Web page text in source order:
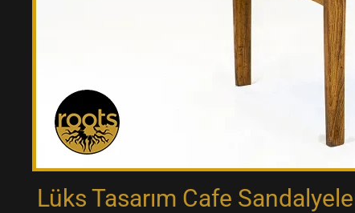
Lüks Tasarım Cafe